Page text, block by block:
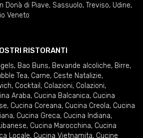
Donà di Piave, Sassuolo, Treviso, Udine,
Veneto
RISTORANTI
, Bao Buns, Bevande alcoliche, Birre,
Tea, Carne, Ceste Natalizie,
, Cocktail , Colazioni, Colazioni,
Araba, Cucina Balcanica, Cucina
, Cucina Coreana, Cucina Creola, Cucina
, Cucina Greca, Cucina Indiana,
, Cucina Marocchina, Cucina
Locale, Cucina Vietnamita, Cucine